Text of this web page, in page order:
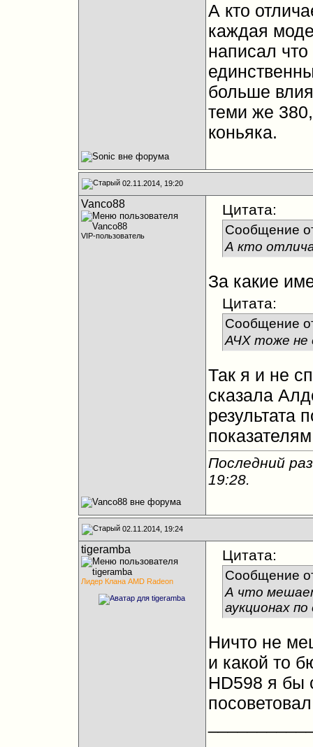
А кто
каждая
написал
больше
теми же
коньяка.
02.11.2014, 19:20
Vanco88
VIP-пользователь
Цитата:
Сообщение
А кто
За какие
Цитата:
Сообщение
АЧХ тоже не
Так я и не
сказала
результата
Последний
19:28.
02.11.2014, 19:24
tigeramba
Лидер Клана AMD Radeon
Цитата:
Сообщение
А что
аукционах
Ничто не
и какой то
HD598 я бы